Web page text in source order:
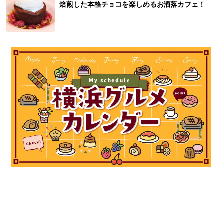
焙煎した本格チョコを楽しめるお洒落カフェ！